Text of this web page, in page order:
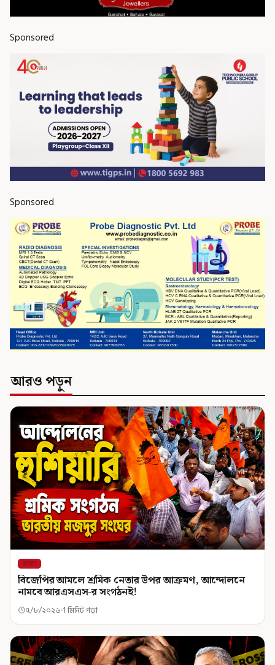
Sponsored
Sponsored
আরও পড়ুন
রাজ্য
বিজেপির আমলে শ্রমিক নেতার উপর আক্রমণ, আন্দোলনে
নামবে আরএসএস-র সংগঠনই!
৭/৮/২০২৬ 1 মিনিট পড়া